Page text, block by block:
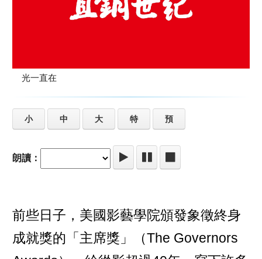
光一直在
小 中 大 特 預
朗讀：
前些日子，美國影藝學院頒發象徵終身
成就獎的「主席獎」（The Governors